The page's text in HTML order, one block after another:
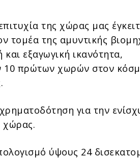
της χώρας μας
τομέα της αμυντικής
εξαγωγική ικανότητα,
10 πρώτων χωρών στον
για την
χώρας.
ύψους 24